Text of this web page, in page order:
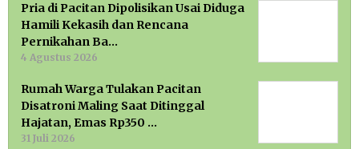
Pria di Pacitan Dipolisikan Usai Diduga
Hamili Kekasih dan Rencana
Pernikahan Ba…
4 Agustus 2026
Rumah Warga Tulakan Pacitan
Disatroni Maling Saat Ditinggal
Hajatan, Emas Rp350 …
31 Juli 2026